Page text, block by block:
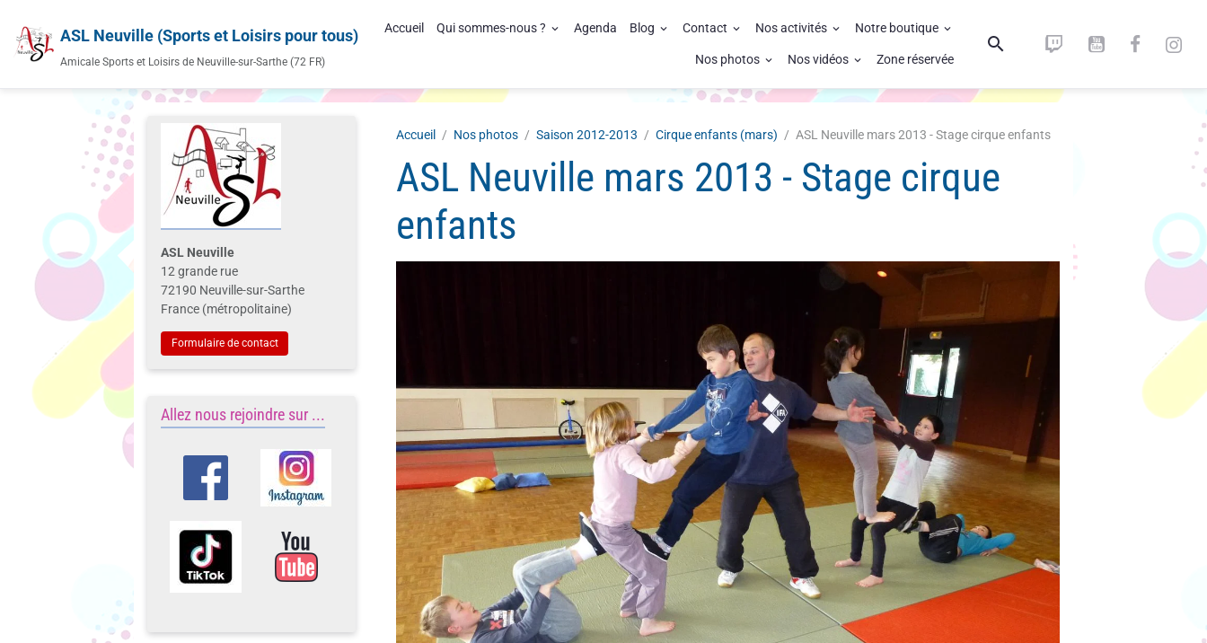
ASL Neuville (Sports et Loisirs pour tous)
Amicale Sports et Loisirs de Neuville-sur-Sarthe (72 FR)
Accueil Qui sommes-nous ? Agenda Blog Contact Nos activités Notre boutique
Nos photos Nos vidéos Zone réservée
Accueil Nos photos Saison 2012-2013 Cirque enfants (mars) ASL Neuville mars 2013 - Stage cirque enfants
ASL Neuville mars 2013 - Stage cirque
enfants
ASL Neuville
12 grande rue
72190 Neuville-sur-Sarthe
France (métropolitaine)
Formulaire de contact
Allez nous rejoindre sur ...